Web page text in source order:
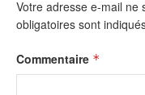
Votre adresse e-mail ne
obligatoires sont
Commentaire *